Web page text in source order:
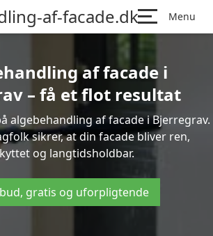
af-facade.dk Menu
af facade i
– få et flot resultat
algebehandling af facade i Bjerregrav.
sikrer, at din facade bliver ren,
og langtidsholdbar.
gratis og uforpligtende